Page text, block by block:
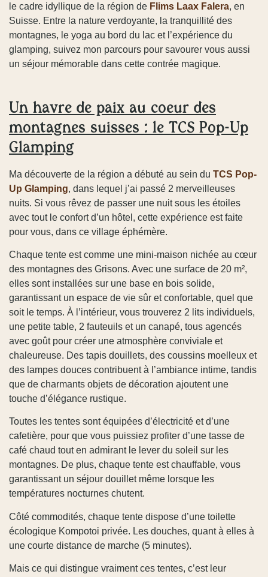
le cadre idyllique de la région de Flims Laax Falera, en
Suisse. Entre la nature verdoyante, la tranquillité des
montagnes, le yoga au bord du lac et l’expérience du
glamping, suivez mon parcours pour savourer vous aussi
un séjour mémorable dans cette contrée magique.
Un havre de paix au coeur des
montagnes suisses : le TCS Pop-Up
Glamping
Ma découverte de la région a débuté au sein du TCS Pop-
Up Glamping, dans lequel j’ai passé 2 merveilleuses
nuits. Si vous rêvez de passer une nuit sous les étoiles
avec tout le confort d’un hôtel, cette expérience est faite
pour vous, dans ce village éphémère.
Chaque tente est comme une mini-maison nichée au cœur
des montagnes des Grisons. Avec une surface de 20 m²,
elles sont installées sur une base en bois solide,
garantissant un espace de vie sûr et confortable, quel que
soit le temps. À l’intérieur, vous trouverez 2 lits individuels,
une petite table, 2 fauteuils et un canapé, tous agencés
avec goût pour créer une atmosphère conviviale et
chaleureuse. Des tapis douillets, des coussins moelleux et
des lampes douces contribuent à l’ambiance intime, tandis
que de charmants objets de décoration ajoutent une
touche d’élégance rustique.
Toutes les tentes sont équipées d’électricité et d’une
cafetière, pour que vous puissiez profiter d’une tasse de
café chaud tout en admirant le lever du soleil sur les
montagnes. De plus, chaque tente est chauffable, vous
garantissant un séjour douillet même lorsque les
températures nocturnes chutent.
Côté commodités, chaque tente dispose d’une toilette
écologique Kompotoi privée. Les douches, quant à elles à
une courte distance de marche (5 minutes).
Mais ce qui distingue vraiment ces tentes, c’est leur